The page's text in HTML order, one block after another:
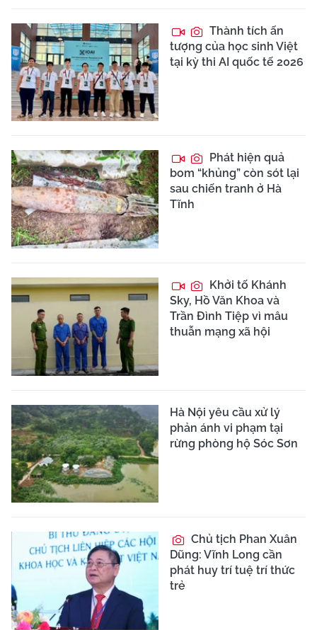
Thành tích ấn
tượng của học sinh Việt
tại kỳ thi AI quốc tế 2026
Phát hiện quả
bom “khủng” còn sót lại
sau chiến tranh ở Hà
Tĩnh
Khởi tố Khánh
Sky, Hồ Văn Khoa và
Trần Đình Tiệp vì mâu
thuẫn mạng xã hội
Hà Nội yêu cầu xử lý
phản ánh vi phạm tại
rừng phòng hộ Sóc Sơn
Chủ tịch Phan Xuân
Dũng: Vĩnh Long cần
phát huy trí tuệ trí thức
trẻ